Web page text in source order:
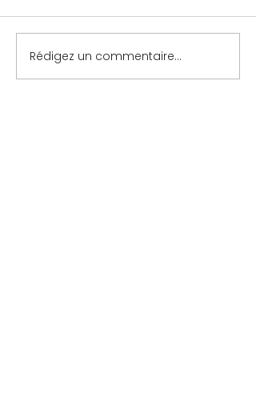
Rédigez un commentaire...